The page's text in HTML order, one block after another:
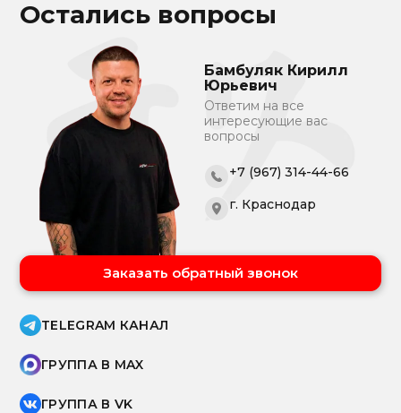
Остались вопросы
Бамбуляк Кирилл
Юрьевич
Ответим на все
интересующие вас
вопросы
+7 (967) 314-44-66
г. Краснодар
Заказать обратный звонок
TELEGRAM КАНАЛ
ГРУППА В MAX
ГРУППА В VK